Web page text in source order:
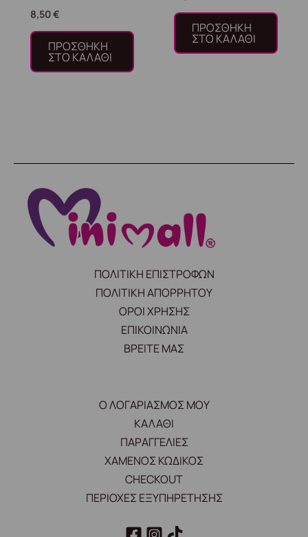
8,50€
ΠΡΟΣΘΉΚΗ
ΣΤΟ ΚΑΛΆΘΙ
ΠΡΟΣΘΉΚΗ
ΣΤΟ ΚΑΛΆΘΙ
ΠΟΛΙΤΙΚΗ ΕΠΙΣΤΡΟΦΩΝ
ΠΟΛΙΤΙΚΗ ΑΠΟΡΡΗΤΟΥ
ΟΡΟΙ ΧΡΗΣΗΣ
ΕΠΙΚΟΙΝΩΝΙΑ
ΒΡΕΙΤΕ ΜΑΣ
Ο ΛΟΓΑΡΙΑΣΜΟΣ ΜΟΥ
ΚΑΛΑΘΙ
ΠΑΡΑΓΓΕΛΙΕΣ
ΧΑΜΕΝΟΣ ΚΩΔΙΚΟΣ
CHECKOUT
ΠΕΡΙΟΧΕΣ ΕΞΥΠΗΡΕΤΗΣΗΣ